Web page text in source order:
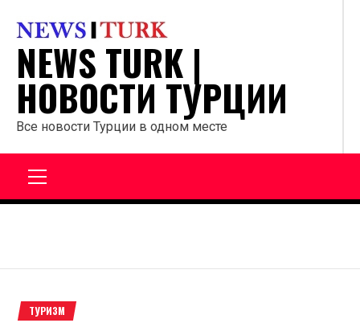
содержанию
NEWS TURK |
НОВОСТИ ТУРЦИИ
Все новости Турции в одном месте
ТУРИЗМ